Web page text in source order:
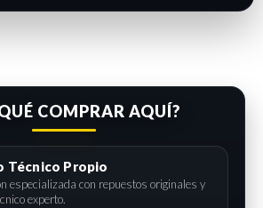
COMPRAR AQUÍ?
Técnico Propio
especializada con repuestos originales y
experto.